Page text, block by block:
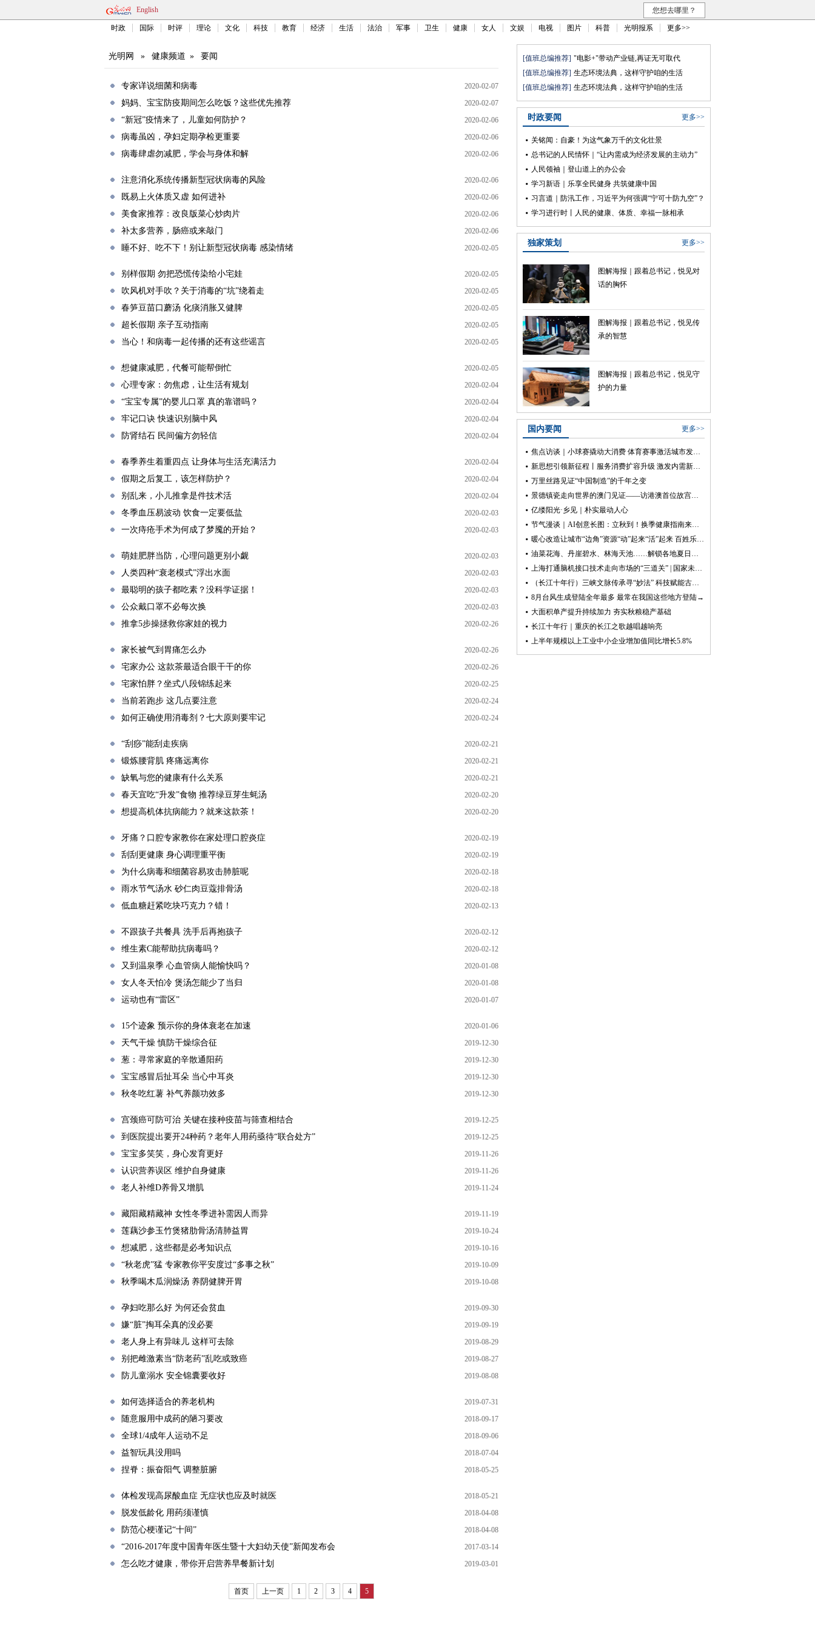
English 您想去哪里？
时政 国际 时评 理论 文化 科技 教育 经济 生活 法治 军事 卫生 健康 女人 文娱 电视 图片 科普 光明报系 更多>>
光明网 » 健康频道 » 要闻
专家详说细菌和病毒 2020-02-07
妈妈、宝宝防疫期间怎么吃饭？这些优先推荐 2020-02-07
“新冠”疫情来了，儿童如何防护？ 2020-02-06
病毒虽凶，孕妇定期孕检更重要 2020-02-06
病毒肆虐勿减肥，学会与身体和解 2020-02-06
注意消化系统传播新型冠状病毒的风险 2020-02-06
既易上火体质又虚 如何进补 2020-02-06
美食家推荐：改良版菜心炒肉片 2020-02-06
补太多营养，肠癌或来敲门 2020-02-06
睡不好、吃不下！别让新型冠状病毒 感染情绪 2020-02-05
别样假期 勿把恐慌传染给小宅娃 2020-02-05
吹风机对手吹？关于消毒的“坑”绕着走 2020-02-05
春笋豆苗口蘑汤 化痰消胀又健脾 2020-02-05
超长假期 亲子互动指南 2020-02-05
当心！和病毒一起传播的还有这些谣言 2020-02-05
想健康减肥，代餐可能帮倒忙 2020-02-05
心理专家：勿焦虑，让生活有规划 2020-02-04
“宝宝专属”的婴儿口罩 真的靠谱吗？ 2020-02-04
牢记口诀 快速识别脑中风 2020-02-04
防肾结石 民间偏方勿轻信 2020-02-04
春季养生着重四点 让身体与生活充满活力 2020-02-04
假期之后复工，该怎样防护？ 2020-02-04
别乱来，小儿推拿是件技术活 2020-02-04
冬季血压易波动 饮食一定要低盐 2020-02-03
一次痔疮手术为何成了梦魇的开始？ 2020-02-03
萌娃肥胖当防，心理问题更别小觑 2020-02-03
人类四种“衰老模式”浮出水面 2020-02-03
最聪明的孩子都吃素？没科学证据！ 2020-02-03
公众戴口罩不必每次换 2020-02-03
推拿5步操拯救你家娃的视力 2020-02-26
家长被气到胃痛怎么办 2020-02-26
宅家办公 这款茶最适合眼干干的你 2020-02-26
宅家怕胖？坐式八段锦练起来 2020-02-25
当前若跑步 这几点要注意 2020-02-24
如何正确使用消毒剂？七大原则要牢记 2020-02-24
“刮痧”能刮走疾病 2020-02-21
锻炼腰背肌 疼痛远离你 2020-02-21
缺氧与您的健康有什么关系 2020-02-21
春天宜吃“升发”食物 推荐绿豆芽生蚝汤 2020-02-20
想提高机体抗病能力？就来这款茶！ 2020-02-20
牙痛？口腔专家教你在家处理口腔炎症 2020-02-19
刮刮更健康 身心调理重平衡 2020-02-19
为什么病毒和细菌容易攻击肺脏呢 2020-02-18
雨水节气汤水 砂仁肉豆蔻排骨汤 2020-02-18
低血糖赶紧吃块巧克力？错！ 2020-02-13
不跟孩子共餐具 洗手后再抱孩子 2020-02-12
维生素C能帮助抗病毒吗？ 2020-02-12
又到温泉季 心血管病人能愉快吗？ 2020-01-08
女人冬天怕冷 煲汤怎能少了当归 2020-01-08
运动也有“雷区” 2020-01-07
15个迹象 预示你的身体衰老在加速 2020-01-06
天气干燥 慎防干燥综合征 2019-12-30
葱：寻常家庭的辛散通阳药 2019-12-30
宝宝感冒后扯耳朵 当心中耳炎 2019-12-30
秋冬吃红薯 补气养颜功效多 2019-12-30
宫颈癌可防可治 关键在接种疫苗与筛查相结合 2019-12-25
到医院提出要开24种药？老年人用药亟待“联合处方” 2019-12-25
宝宝多笑笑，身心发育更好 2019-11-26
认识营养误区 维护自身健康 2019-11-26
老人补维D养骨又增肌 2019-11-24
藏阳藏精藏神 女性冬季进补需因人而异 2019-11-19
莲藕沙参玉竹煲猪肋骨汤清肺益胃 2019-10-24
想减肥，这些都是必考知识点 2019-10-16
“秋老虎”猛 专家教你平安度过“多事之秋” 2019-10-09
秋季喝木瓜润燥汤 养阴健脾开胃 2019-10-08
孕妇吃那么好 为何还会贫血 2019-09-30
嫌“脏”掏耳朵真的没必要 2019-09-19
老人身上有异味儿 这样可去除 2019-08-29
别把雌激素当“防老药”乱吃或致癌 2019-08-27
防儿童溺水 安全锦囊要收好 2019-08-08
如何选择适合的养老机构 2019-07-31
随意服用中成药的陋习要改 2018-09-17
全球1/4成年人运动不足 2018-09-06
益智玩具没用吗 2018-07-04
捏脊：振奋阳气 调整脏腑 2018-05-25
体检发现高尿酸血症 无症状也应及时就医 2018-05-21
脱发低龄化 用药须谨慎 2018-04-08
防范心梗谨记“十间” 2018-04-08
“2016-2017年度中国青年医生暨十大妇幼天使”新闻发布会 2017-03-14
怎么吃才健康，带你开启营养早餐新计划 2019-03-01
首页 上一页 1 2 3 4 5